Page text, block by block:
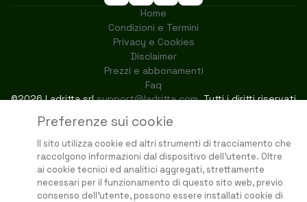
Preferenze sui cookie
Il sito utilizza cookie ed altri strumenti di tracciamento che
raccolgono informazioni dal dispositivo dell'utente. Oltre
ai cookie tecnici ed analitici aggregati, strettamente
necessari per il funzionamento di questo sito web, previo
consenso dell'utente, possono essere installati cookie di
Home
Condizioni e Termini
Privacy e Cookies
Disclaimer
Prezzi e abbonamenti
Faq
©2026 Ladritta srlsupport@ladritta.com. Tutti i diritti riservati